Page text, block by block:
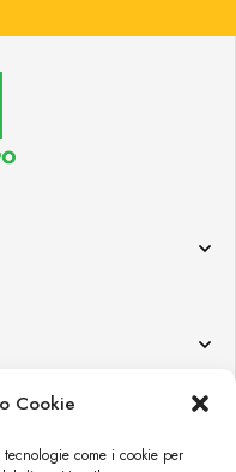
Cookie
come i cookie per